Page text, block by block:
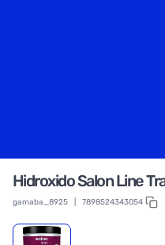
Hidroxido Salon Line
gamaba_8925 7898524343054